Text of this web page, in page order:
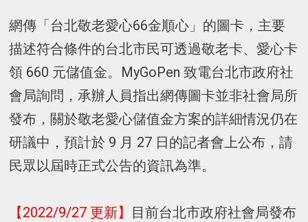
網傳「台北敬老愛心66金順心」的圖卡，主要
描述符合條件的台北市民可透過敬老卡、愛心卡
領 660 元儲值金。MyGoPen 致電台北市政府社
會局詢問，承辦人員指出網傳圖卡並非社會局所
發布，關於敬老愛心儲值金方案的詳細情況仍在
研議中，預計於 9 月 27 日的記者會上公布，請
民眾以屆時正式公告的資訊為準。
【2022/9/27 更新】
目前台北市政府社會局發布